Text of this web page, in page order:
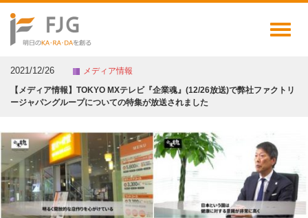
Toggle
2021/12/26
メディア情報
【メディア情報】TOKYO MXテレビ『企業魂』(12/26放送)で弊社ファクトリ
ージャパングループについての特集が放送されました